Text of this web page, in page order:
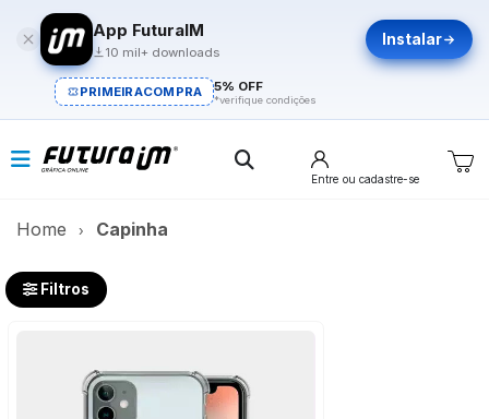
App FuturaIM
10 mil+ downloads
Instalar
PRIMEIRACOMPRA 5% OFF
*verifique condições
Entre ou cadastre-se
Home Capinha
Filtros